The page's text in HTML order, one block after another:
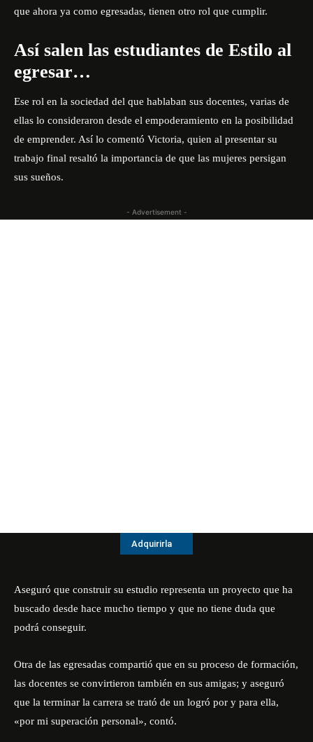
que ahora ya como egresadas, tienen otro rol que cumplir.
Así salen las estudiantes de Estilo al
egresar…
Ese rol en la sociedad del que hablaban sus docentes, varias de
ellas lo consideraron desde el empoderamiento en la posibilidad
de emprender. Así lo comentó Victoria, quien al presentar su
trabajo final resaltó la importancia de que las mujeres persigan
sus sueños.
- Advertisement -
Adquirirla
Aseguró que construir su estudio representa un proyecto que ha
buscado desde hace mucho tiempo y que no tiene duda que
podrá conseguir.
Otra de las egresadas compartió que en su proceso de formación,
las docentes se convirtieron también en sus amigas; y aseguró
que la terminar la carrera se trató de un logró por y para ella,
«por mi superación personal», contó.